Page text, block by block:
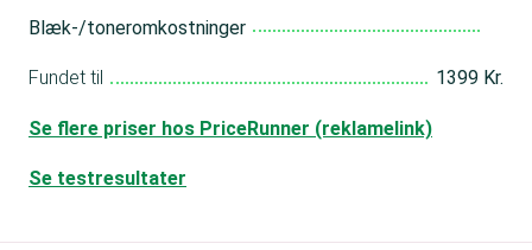
Blæk-/toneromkostninger
Fundet til 1399 Kr.
Se flere priser hos PriceRunner (reklamelink)
Se testresultater